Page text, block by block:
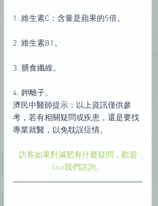
1. 維生素C：含量是蘋果的5倍。
2. 維生素B1。
3. 膳食纖維。
4. 鉀離子。
濟民中醫師提示：以上資訊僅供參
考，若有相關疑問或疾患，還是要找
專業就醫，以免耽誤症情。
訪客如果對減肥有什麼疑問，歡迎
line我們諮詢。